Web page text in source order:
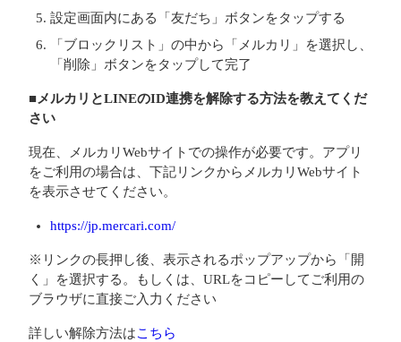
設定画面内にある「友だち」ボタンをタップする
「ブロックリスト」の中から「メルカリ」を選択し、
「削除」ボタンをタップして完了
■メルカリとLINEのID連携を解除する方法を教えてくだ
さい
現在、メルカリWebサイトでの操作が必要です。アプリ
をご利用の場合は、下記リンクからメルカリWebサイト
を表示させてください。
https://jp.mercari.com/
※リンクの長押し後、表示されるポップアップから「開
く」を選択する。もしくは、URLをコピーしてご利用の
ブラウザに直接ご入力ください
詳しい解除方法はこちら